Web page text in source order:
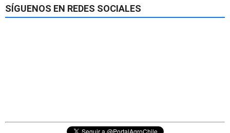
SÍGUENOS EN REDES SOCIALES